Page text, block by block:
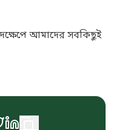
আমাদের সবকিছুই